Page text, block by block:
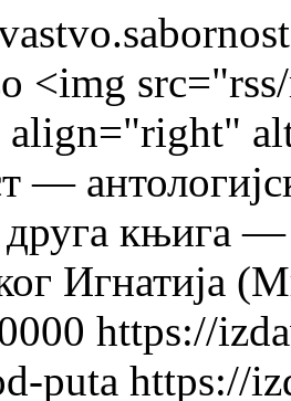
<img
—
књига
Игнатија
https://
puta https://